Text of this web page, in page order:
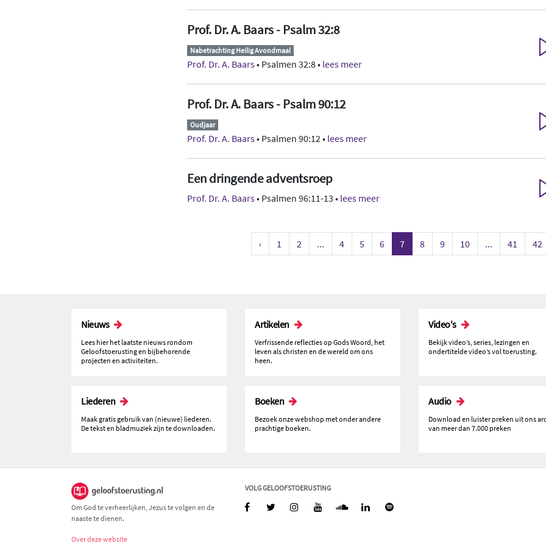
Prof. Dr. A. Baars - Psalm 32:8
Nabetrachting Heilig Avondmaal
Prof. Dr. A. Baars• Psalmen 32:8 • lees meer
Prof. Dr. A. Baars - Psalm 90:12
Oudjaar
Prof. Dr. A. Baars• Psalmen 90:12 • lees meer
Een dringende adventsroep
Prof. Dr. A. Baars• Psalmen 96:11-13 • lees meer
‹ 1 2 ... 4 5 6 7 8 9 10 ... 41 42
Nieuws
Lees hier het laatste nieuws rondom
Geloofstoerusting en bijbehorende
projecten en activiteiten.
Artikelen
Verfrissende reflecties op Gods Woord, het
leven als christen en de wereld om ons
heen.
Video's
Bekijk video’s, series, lezingen en
ondertitelde video’s vol toerusting.
Liederen
Maak gratis gebruik van (nieuwe) liederen.
De tekst en bladmuziek zijn te downloaden.
Boeken
Bezoek onze webshop met onder andere
prachtige boeken.
Audio
Download en luister preken uit ons
van meer dan 7.000 preken
Om God te verheerlijken, Jezus te volgen en de
naaste te dienen.
Over deze website
VOLG GELOOFSTOERUSTING